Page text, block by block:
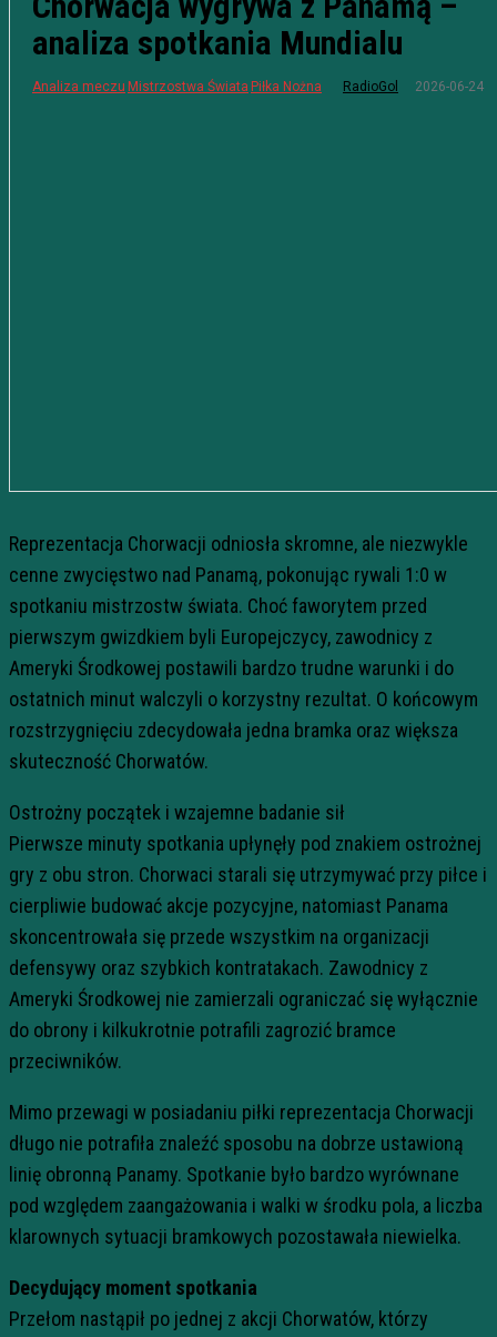
analiza spotkania Mundialu
Analiza meczu Mistrzostwa Świata Piłka Nożna RadioGol 2026-06-24
Reprezentacja Chorwacji odniosła skromne, ale niezwykle
cenne zwycięstwo nad Panamą, pokonując rywali 1:0 w
spotkaniu mistrzostw świata. Choć faworytem przed
pierwszym gwizdkiem byli Europejczycy, zawodnicy z
Ameryki Środkowej postawili bardzo trudne warunki i do
ostatnich minut walczyli o korzystny rezultat. O końcowym
rozstrzygnięciu zdecydowała jedna bramka oraz większa
skuteczność Chorwatów.
Ostrożny początek i wzajemne badanie sił
Pierwsze minuty spotkania upłynęły pod znakiem ostrożnej
gry z obu stron. Chorwaci starali się utrzymywać przy piłce i
cierpliwie budować akcje pozycyjne, natomiast Panama
skoncentrowała się przede wszystkim na organizacji
defensywy oraz szybkich kontratakach. Zawodnicy z
Ameryki Środkowej nie zamierzali ograniczać się wyłącznie
do obrony i kilkukrotnie potrafili zagrozić bramce
przeciwników.
Mimo przewagi w posiadaniu piłki reprezentacja Chorwacji
długo nie potrafiła znaleźć sposobu na dobrze ustawioną
linię obronną Panamy. Spotkanie było bardzo wyrównane
pod względem zaangażowania i walki w środku pola, a liczba
klarownych sytuacji bramkowych pozostawała niewielka.
Decydujący moment spotkania
Przełom nastąpił po jednej z akcji Chorwatów, którzy